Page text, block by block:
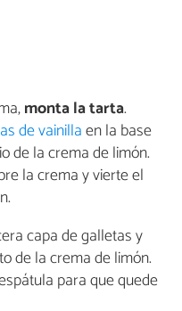
monta la tarta.
de vainillaen la base
de la crema de limón.
la crema y vierte el
capa de galletas y
de la crema de limón.
para que quede